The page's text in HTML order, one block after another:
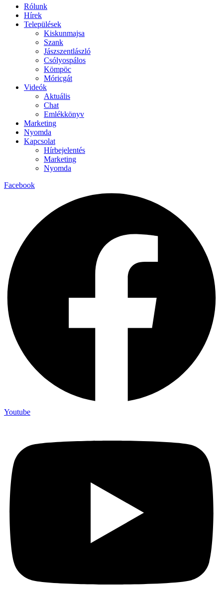
Rólunk
Hírek
Települések
Kiskunmajsa
Szank
Jászszentlászló
Csólyospálos
Kömpöc
Móricgát
Videók
Aktuális
Chat
Emlékkönyv
Marketing
Nyomda
Kapcsolat
Hírbejelentés
Marketing
Nyomda
Facebook
Youtube